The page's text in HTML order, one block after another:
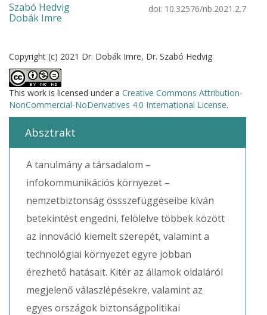
Szabó Hedvig
Dobák Imre
doi: 10.32576/nb.2021.2.7
Copyright (c) 2021 Dr. Dobák Imre, Dr. Szabó Hedvig
This work is licensed under a Creative Commons Attribution-
NonCommercial-NoDerivatives 4.0 International License.
Absztrakt
A tanulmány a társadalom –
infokommunikációs környezet –
nemzetbiztonság össszefüggéseibe kíván
betekintést engedni, felölelve többek között
az innováció kiemelt szerepét, valamint a
technológiai környezet egyre jobban
érezhető hatásait. Kitér az államok oldaláról
megjelenő válaszlépésekre, valamint az
egyes országok biztonságpolitikai